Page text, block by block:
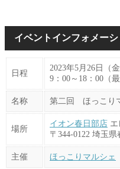
イベントインフォメー
日程
2023年5月26日（
9：00～18：00（
名称 第二回 ほっこり
場所
イオン春日部店
〒344-0122 埼玉
主催 ほっこりマルシェ